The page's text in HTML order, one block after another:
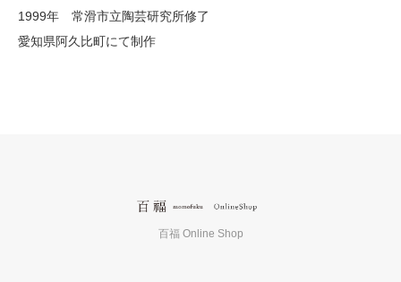
1999年 常滑市立陶芸研究所修了
愛知県阿久比町にて制作
百福 Online Shop